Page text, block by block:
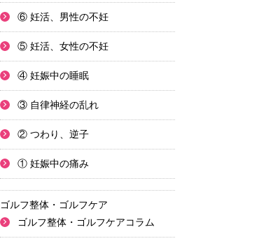
⑥ 妊活、男性の不妊
⑤ 妊活、女性の不妊
④ 妊娠中の睡眠
③ 自律神経の乱れ
② つわり、逆子
① 妊娠中の痛み
ゴルフ整体・ゴルフケア
ゴルフ整体・ゴルフケアコラム